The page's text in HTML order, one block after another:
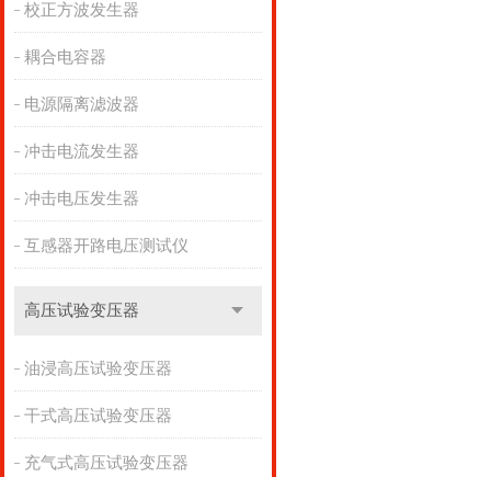
校正方波发生器
耦合电容器
电源隔离滤波器
冲击电流发生器
冲击电压发生器
互感器开路电压测试仪
高压试验变压器
油浸高压试验变压器
干式高压试验变压器
充气式高压试验变压器